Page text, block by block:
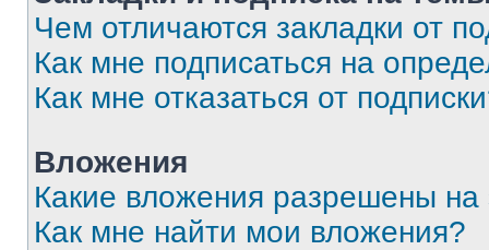
Чем отличаются закладки от
Как мне подписаться на
Как мне отказаться от
Вложения
Какие вложения разрешены
Как мне найти мои вложения?